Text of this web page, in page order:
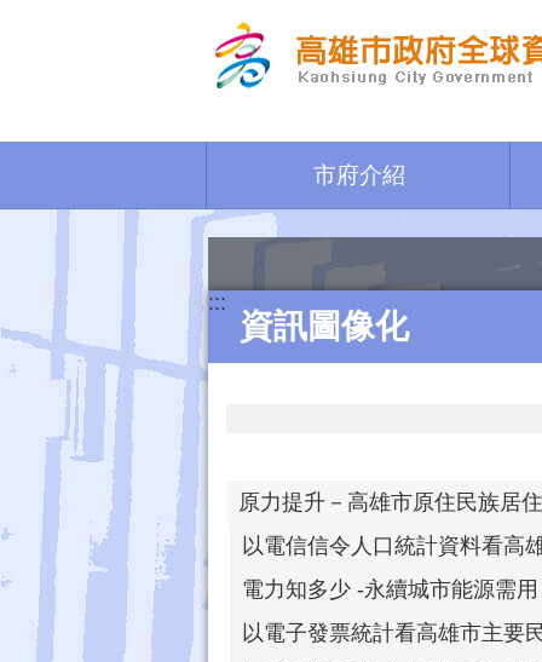
市府介紹
:::
資訊圖像化
原力提升－高雄市原住民族居
以電信信令人口統計資料看高
電力知多少 -永續城市能源需用
以電子發票統計看高雄市主要